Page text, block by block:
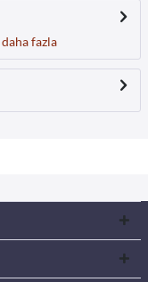
daha fazla